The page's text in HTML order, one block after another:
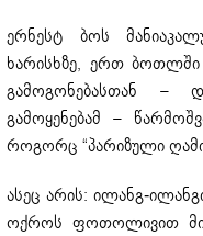
ერნესტ ბოს
ხარისხზე, ერთ
გამოგონებასთან –
გამოყენებამ –
როგორც “პარიზული
ასეც არის: ილანგ-
ოქროს ფოთოლივით